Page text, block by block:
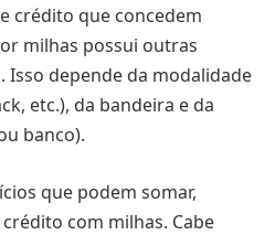
crédito que concedem
milhas possui outras
Isso depende da modalidade
etc.), da bandeira e da
banco).
que podem somar,
com milhas. Cabe